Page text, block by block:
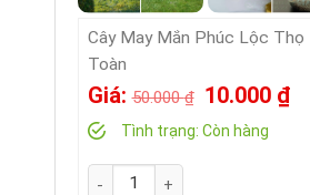
Cây May Mắn Phúc Lộc Thọ
Toàn
Giá:50.000₫ Giá
gốc
10.000 ₫Giá
Tình trạng: Còn hàng
Số lượng